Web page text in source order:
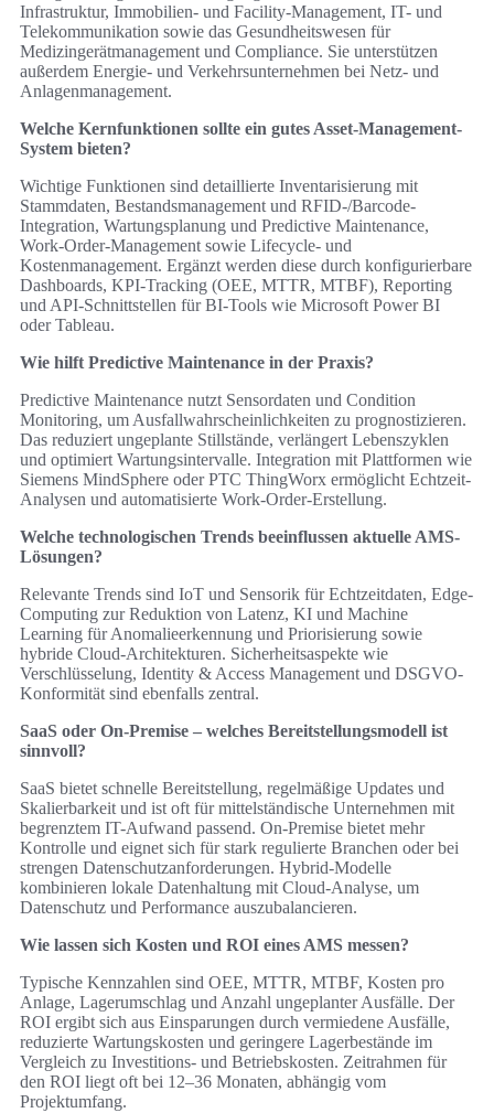
Infrastruktur, Immobilien- und Facility-Management, IT- und
Telekommunikation sowie das Gesundheitswesen für
Medizingerätmanagement und Compliance. Sie unterstützen
außerdem Energie- und Verkehrsunternehmen bei Netz- und
Anlagenmanagement.
Welche Kernfunktionen sollte ein gutes Asset-Management-
System bieten?
Wichtige Funktionen sind detaillierte Inventarisierung mit
Stammdaten, Bestandsmanagement und RFID-/Barcode-
Integration, Wartungsplanung und Predictive Maintenance,
Work-Order-Management sowie Lifecycle- und
Kostenmanagement. Ergänzt werden diese durch konfigurierbare
Dashboards, KPI-Tracking (OEE, MTTR, MTBF), Reporting
und API-Schnittstellen für BI-Tools wie Microsoft Power BI
oder Tableau.
Wie hilft Predictive Maintenance in der Praxis?
Predictive Maintenance nutzt Sensordaten und Condition
Monitoring, um Ausfallwahrscheinlichkeiten zu prognostizieren.
Das reduziert ungeplante Stillstände, verlängert Lebenszyklen
und optimiert Wartungsintervalle. Integration mit Plattformen wie
Siemens MindSphere oder PTC ThingWorx ermöglicht Echtzeit-
Analysen und automatisierte Work-Order-Erstellung.
Welche technologischen Trends beeinflussen aktuelle AMS-
Lösungen?
Relevante Trends sind IoT und Sensorik für Echtzeitdaten, Edge-
Computing zur Reduktion von Latenz, KI und Machine
Learning für Anomalieerkennung und Priorisierung sowie
hybride Cloud-Architekturen. Sicherheitsaspekte wie
Verschlüsselung, Identity & Access Management und DSGVO-
Konformität sind ebenfalls zentral.
SaaS oder On-Premise – welches Bereitstellungsmodell ist
sinnvoll?
SaaS bietet schnelle Bereitstellung, regelmäßige Updates und
Skalierbarkeit und ist oft für mittelständische Unternehmen mit
begrenztem IT-Aufwand passend. On-Premise bietet mehr
Kontrolle und eignet sich für stark regulierte Branchen oder bei
strengen Datenschutzanforderungen. Hybrid-Modelle
kombinieren lokale Datenhaltung mit Cloud-Analyse, um
Datenschutz und Performance auszubalancieren.
Wie lassen sich Kosten und ROI eines AMS messen?
Typische Kennzahlen sind OEE, MTTR, MTBF, Kosten pro
Anlage, Lagerumschlag und Anzahl ungeplanter Ausfälle. Der
ROI ergibt sich aus Einsparungen durch vermiedene Ausfälle,
reduzierte Wartungskosten und geringere Lagerbestände im
Vergleich zu Investitions- und Betriebskosten. Zeitrahmen für
den ROI liegt oft bei 12–36 Monaten, abhängig vom
Projektumfang.